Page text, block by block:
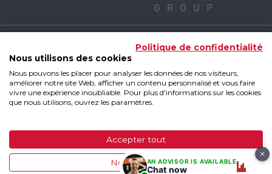
INFOS UTILES
GEFIX Group 2019 - Tous droits réservés
Mentions
légales | CGV | Plan du site
AN ADVISOR IS AVAILABLE
Chat now
Politique de confidentialité
Nous utilisons des cookies
Nous pouvons les placer pour analyser les données de nos visiteurs,
améliorer notre site Web, afficher un contenu personnalisé et vous faire
vivre une expérience inoubliable. Pour plus d'informations sur les cookies
que nous utilisons, ouvrez les paramètres.
Accepter tout
Non, ajuster